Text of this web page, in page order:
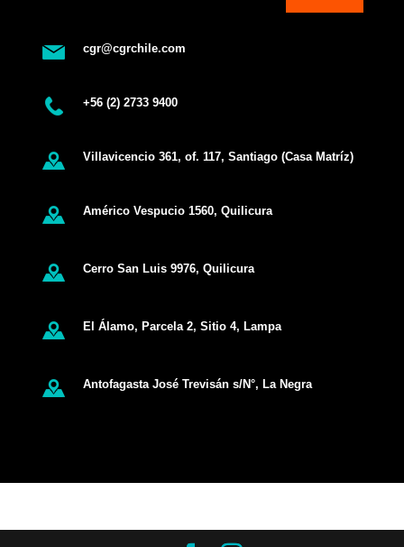
cgr@cgrchile.com
+56 (2) 2733 9400
Villavicencio 361, of. 117, Santiago (Casa Matríz)
Américo Vespucio 1560, Quilicura
Cerro San Luis 9976, Quilicura
El Álamo, Parcela 2, Sitio 4, Lampa
Antofagasta José Trevisán s/N°, La Negra